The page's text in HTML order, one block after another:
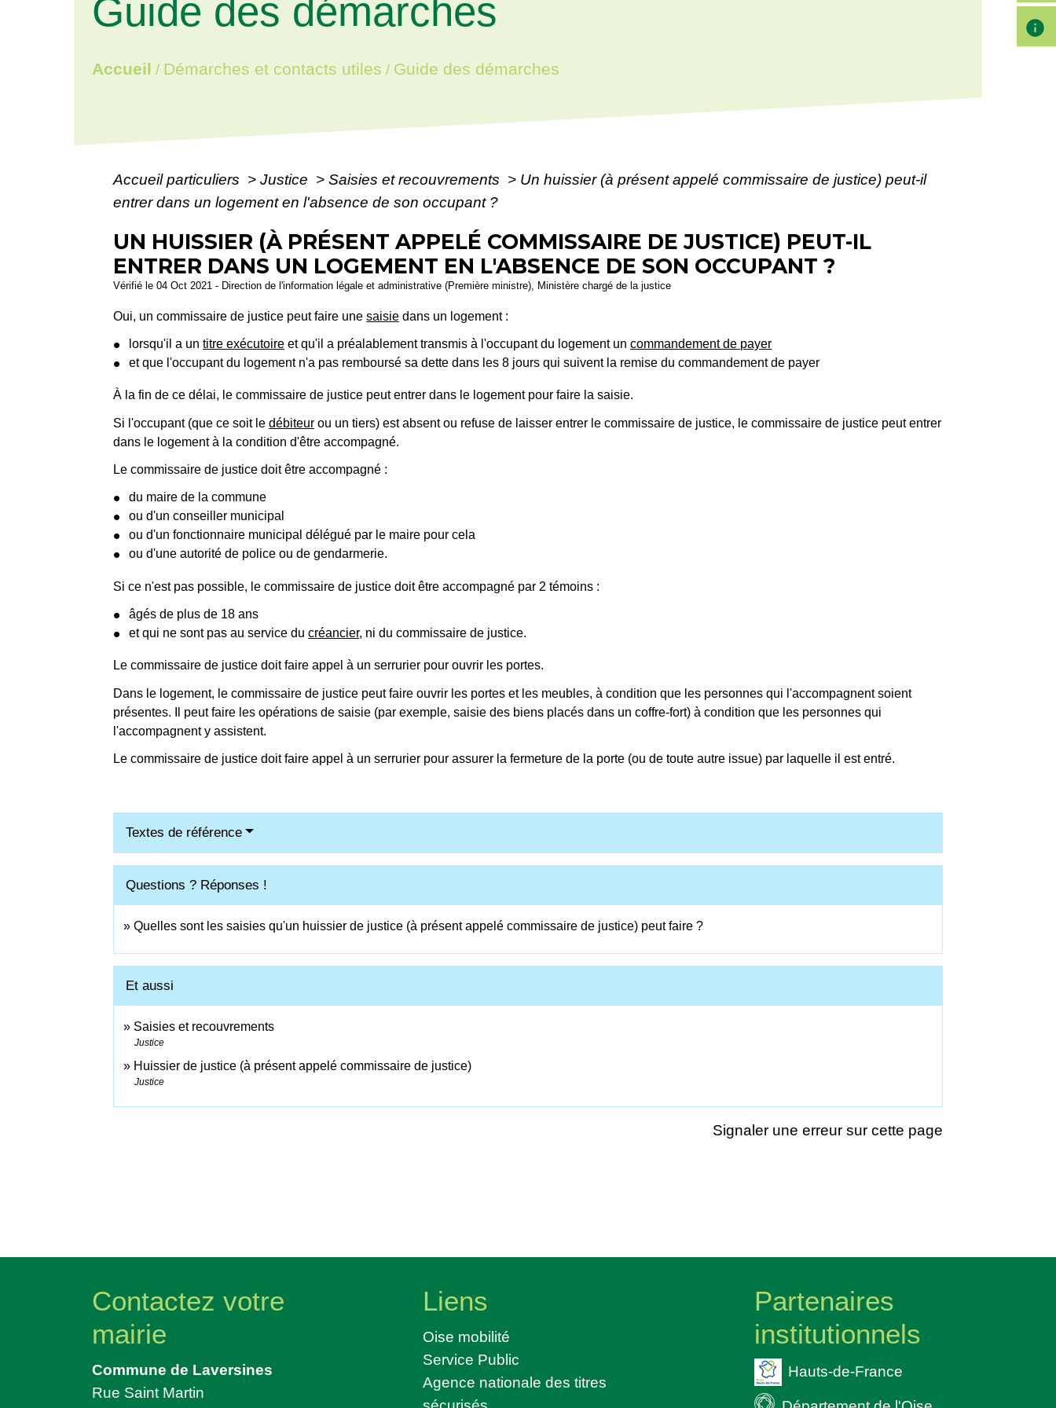
Guide des démarches
Accueil / Démarches et contacts utiles / Guide des démarches
Accueil particuliers > Justice > Saisies et recouvrements > Un huissier (à présent appelé commissaire de justice) peut-il
entrer dans un logement en l'absence de son occupant ?
UN HUISSIER (À PRÉSENT APPELÉ COMMISSAIRE DE JUSTICE) PEUT-IL
ENTRER DANS UN LOGEMENT EN L'ABSENCE DE SON OCCUPANT ?
Vérifié le 04 Oct 2021 - Direction de l'information légale et administrative (Première ministre), Ministère chargé de la justice
Oui, un commissaire de justice peut faire unesaisie dans un logement :
lorsqu'il a untitre exécutoire et qu'il a préalablement transmis à l'occupant du logement uncommandement de payer
et que l'occupant du logement n'a pas remboursé sa dette dans les 8 jours qui suivent la remise du commandement de payer
À la fin de ce délai, le commissaire de justice peut entrer dans le logement pour faire la saisie.
Si l'occupant (que ce soit ledébiteur ou un tiers) est absent ou refuse de laisser entrer le commissaire de justice, le commissaire de justice peut entrer
dans le logement à la condition d'être accompagné.
Le commissaire de justice doit être accompagné :
du maire de la commune
ou d'un conseiller municipal
ou d'un fonctionnaire municipal délégué par le maire pour cela
ou d'une autorité de police ou de gendarmerie.
Si ce n'est pas possible, le commissaire de justice doit être accompagné par 2 témoins :
âgés de plus de 18 ans
et qui ne sont pas au service ducréancier, ni du commissaire de justice.
Le commissaire de justice doit faire appel à un serrurier pour ouvrir les portes.
Dans le logement, le commissaire de justice peut faire ouvrir les portes et les meubles, à condition que les personnes qui l'accompagnent soient
présentes. Il peut faire les opérations de saisie (par exemple, saisie des biens placés dans un coffre-fort) à condition que les personnes qui
l'accompagnent y assistent.
Le commissaire de justice doit faire appel à un serrurier pour assurer la fermeture de la porte (ou de toute autre issue) par laquelle il est entré.
Textes de référence
Questions ? Réponses !
Quelles sont les saisies qu'un huissier de justice (à présent appelé commissaire de justice) peut faire ?
Et aussi
Saisies et recouvrements
Justice
Huissier de justice (à présent appelé commissaire de justice)
Justice
Signaler une erreur sur cette page
info
Contactez votre
mairie
Commune de Laversines
Rue Saint Martin
Liens
Oise mobilité
Service Public
Agence nationale des titres
Partenaires
institutionnels
Hauts-de-France